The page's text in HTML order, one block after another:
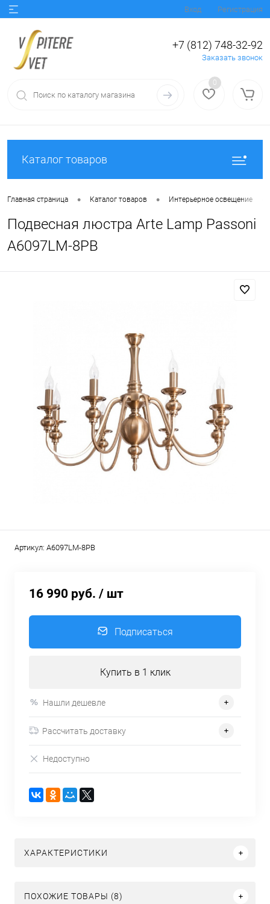
Вход Регистрация
+7 (812) 748-32-92
Заказать звонок
0
Каталог товаров
Главная страница • Каталог товаров • Интерьерное освещение
Подвесная люстра Arte Lamp Passoni
A6097LM-8PB
Артикул: A6097LM-8PB
16 990 руб. / шт
Подписаться
Купить в 1 клик
Нашли дешевле
Рассчитать доставку
Недоступно
ХАРАКТЕРИСТИКИ
ПОХОЖИЕ ТОВАРЫ (8)